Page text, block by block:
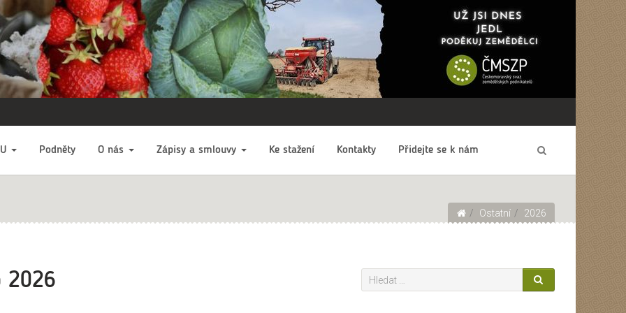
Podněty O nás Zápisy a smlouvy Ke stažení Kontakty Přidejte se k nám
Ostatní 2026
2026